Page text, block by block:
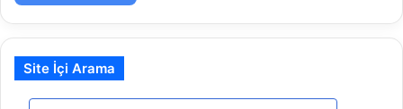
Site İçi Arama